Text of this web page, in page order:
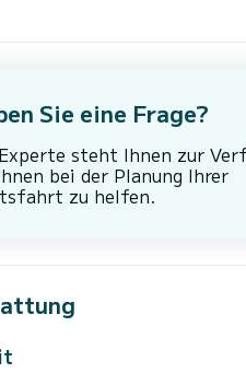
Sie eine Frage?
steht Ihnen zur
bei der Planung Ihrer
zu helfen.